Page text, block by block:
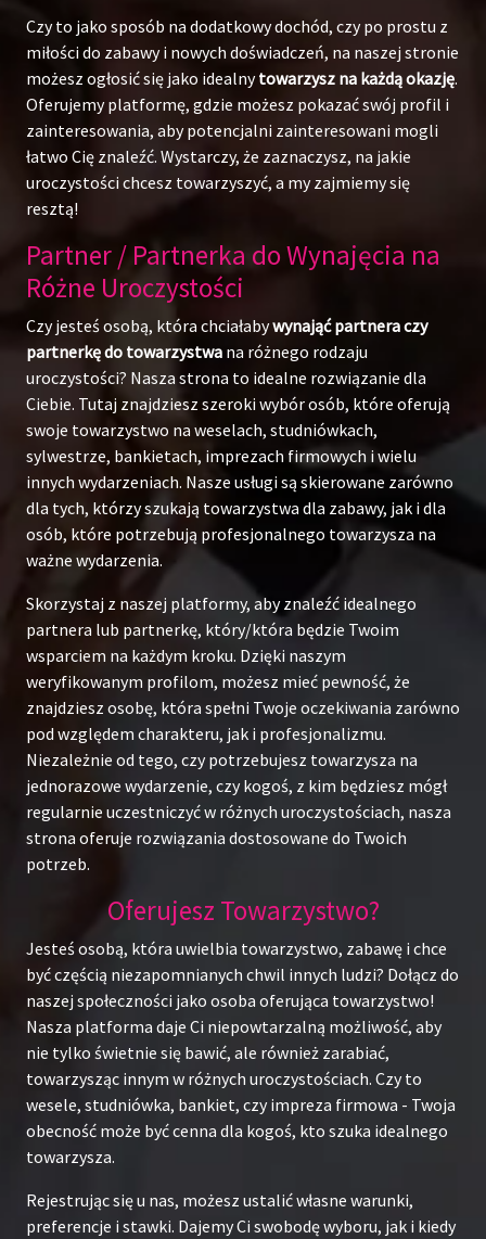
Czy to jako sposób na dodatkowy dochód, czy po prostu z
miłości do zabawy i nowych doświadczeń, na naszej stronie
możesz ogłosić się jako idealnytowarzysz na każdą okazję.
Oferujemy platformę, gdzie możesz pokazać swój profil i
zainteresowania, aby potencjalni zainteresowani mogli
łatwo Cię znaleźć. Wystarczy, że zaznaczysz, na jakie
uroczystości chcesz towarzyszyć, a my zajmiemy się
resztą!
Partner / Partnerka do Wynajęcia na
Różne Uroczystości
Czy jesteś osobą, która chciałabywynająć partnera czy
partnerkę do towarzystwa na różnego rodzaju
uroczystości? Nasza strona to idealne rozwiązanie dla
Ciebie. Tutaj znajdziesz szeroki wybór osób, które oferują
swoje towarzystwo na weselach, studniówkach,
sylwestrze, bankietach, imprezach firmowych i wielu
innych wydarzeniach. Nasze usługi są skierowane zarówno
dla tych, którzy szukają towarzystwa dla zabawy, jak i dla
osób, które potrzebują profesjonalnego towarzysza na
ważne wydarzenia.
Skorzystaj z naszej platformy, aby znaleźć idealnego
partnera lub partnerkę, który/która będzie Twoim
wsparciem na każdym kroku. Dzięki naszym
weryfikowanym profilom, możesz mieć pewność, że
znajdziesz osobę, która spełni Twoje oczekiwania zarówno
pod względem charakteru, jak i profesjonalizmu.
Niezależnie od tego, czy potrzebujesz towarzysza na
jednorazowe wydarzenie, czy kogoś, z kim będziesz mógł
regularnie uczestniczyć w różnych uroczystościach, nasza
strona oferuje rozwiązania dostosowane do Twoich
potrzeb.
Oferujesz Towarzystwo?
Jesteś osobą, która uwielbia towarzystwo, zabawę i chce
być częścią niezapomnianych chwil innych ludzi? Dołącz do
naszej społeczności jako osoba oferująca towarzystwo!
Nasza platforma daje Ci niepowtarzalną możliwość, aby
nie tylko świetnie się bawić, ale również zarabiać,
towarzysząc innym w różnych uroczystościach. Czy to
wesele, studniówka, bankiet, czy impreza firmowa - Twoja
obecność może być cenna dla kogoś, kto szuka idealnego
towarzysza.
Rejestrując się u nas, możesz ustalić własne warunki,
preferencje i stawki. Dajemy Ci swobodę wyboru, jak i kiedy